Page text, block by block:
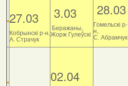
27.03
Кобрынскі р-н,
А. Страчук
3.03
Беражаны,
Жорж Гулеўскі
28.03
Гомельскі р-
н,
С. Абрамчук
02.04